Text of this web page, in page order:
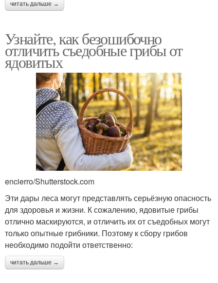
читать дальше →
Узнайте, как безошибочно
отличить съедобные грибы от
ядовитых
encierro/Shutterstock.com
Эти дары леса могут представлять серьёзную опасность
для здоровья и жизни. К сожалению, ядовитые грибы
отлично маскируются, и отличить их от съедобных могут
только опытные грибники. Поэтому к сбору грибов
необходимо подойти ответственно:
читать дальше →